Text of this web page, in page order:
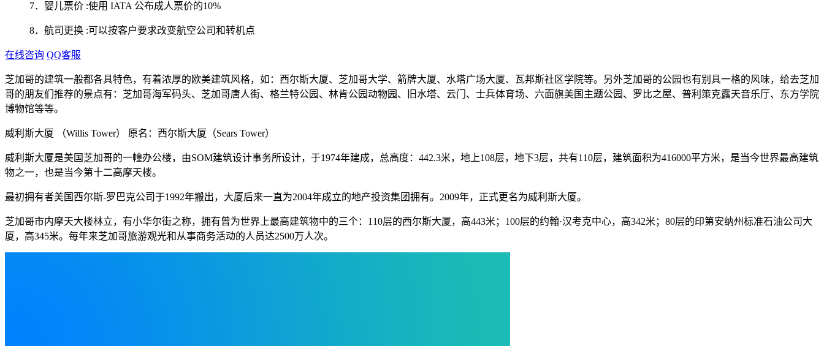
7．婴儿票价 :使用 IATA 公布成人票价的10%
8．航司更换 :可以按客户要求改变航空公司和转机点
在线咨询 QQ客服
芝加哥的建筑一般都各具特色，有着浓厚的欧美建筑风格，如：西尔斯大厦、芝加哥大学、箭牌大厦、水塔广场大厦、瓦邦斯社区学院等。另外芝加哥的公园也有别具一格的风味，给去芝加
哥的朋友们推荐的景点有：芝加哥海军码头、芝加哥唐人街、格兰特公园、林肯公园动物园、旧水塔、云门、士兵体育场、六面旗美国主题公园、罗比之屋、普利策克露天音乐厅、东方学院
博物馆等等。
威利斯大厦 （Willis Tower） 原名：西尔斯大厦（Sears Tower）
威利斯大厦是美国芝加哥的一幢办公楼，由SOM建筑设计事务所设计，于1974年建成，总高度：442.3米，地上108层，地下3层，共有110层，建筑面积为416000平方米，是当今世界最高建筑
物之一，也是当今第十二高摩天楼。
最初拥有者美国西尔斯-罗巴克公司于1992年搬出，大厦后来一直为2004年成立的地产投资集团拥有。2009年，正式更名为威利斯大厦。
芝加哥市内摩天大楼林立，有小华尔街之称，拥有曾为世界上最高建筑物中的三个：110层的西尔斯大厦，高443米；100层的约翰·汉考克中心，高342米；80层的印第安纳州标准石油公司大
厦，高345米。每年来芝加哥旅游观光和从事商务活动的人员达2500万人次。